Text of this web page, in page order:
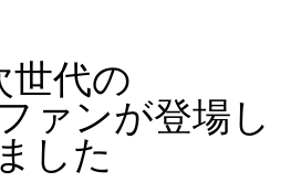
世代の
ァンが登場し
ました